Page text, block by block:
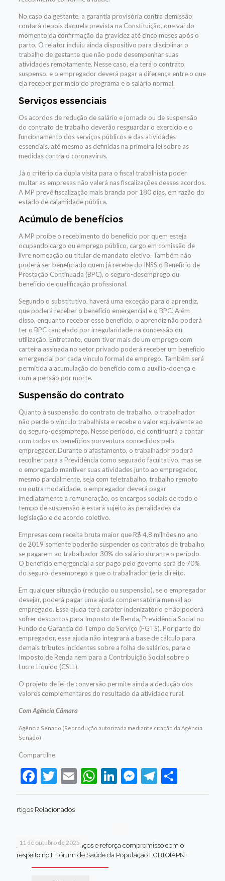
No caso da gestante, a garantia provisória contra demissão
contará depois daquela prevista na Constituição, que vai do
momento da confirmação da gravidez até cinco meses após o
parto. O relator incluiu ainda dispositivo para disciplinar o
trabalho de gestante que não pode desempenhar suas
atividades remotamente. Nesse caso, ela terá o contrato
suspenso, e o empregador deverá pagar a diferença entre o que
ela receber por meio do programa e o salário normal.
Serviços essenciais
Os acordos de redução de salário e jornada ou de suspensão
do contrato de trabalho deverão resguardar o exercício e o
funcionamento dos serviços públicos e das atividades
essenciais, até mesmo as definidas na primeira lei sobre as
medidas contra o coronavírus.
Já o critério da dupla visita para o fiscal trabalhista poder
multar as empresas não valerá nas fiscalizações desses acordos.
A MP prevê fiscalização mais branda por 180 dias, em razão do
estado de calamidade pública.
Acúmulo de benefícios
A MP proíbe o recebimento do benefício por quem esteja
ocupando cargo ou emprego público, cargo em comissão de
livre nomeação ou titular de mandato eletivo. Também não
poderá ser beneficiado quem já recebe do INSS o Benefício de
Prestação Continuada (BPC), o seguro-desemprego ou
benefício de qualificação profissional.
Segundo o substitutivo, haverá uma exceção para o aprendiz,
que poderá receber o benefício emergencial e o BPC. Além
disso, enquanto receber esse benefício, o aprendiz não poderá
ter o BPC cancelado por irregularidade na concessão ou
utilização. Entretanto, quem tiver mais de um emprego com
carteira assinada no setor privado poderá receber um benefício
emergencial por cada vínculo formal de emprego. Também será
permitida a acumulação do benefício com o auxílio-doença e
com a pensão por morte.
Suspensão do contrato
Quanto à suspensão do contrato de trabalho, o trabalhador
não perde o vínculo trabalhista e recebe o valor equivalente ao
do seguro-desemprego. Nesse período, ele continuará a contar
com todos os benefícios porventura concedidos pelo
empregador. Durante o afastamento, o trabalhador poderá
recolher para a Previdência como segurado facultativo, mas se
o empregado mantiver suas atividades junto ao empregador,
mesmo parcialmente, seja com teletrabalho, trabalho remoto
ou outra modalidade, o empregador deverá pagar
imediatamente a remuneração, os encargos sociais de todo o
tempo de suspensão e estará sujeito às penalidades da
legislação e de acordo coletivo.
Empresas com receita bruta maior que R$ 4,8 milhões no ano
de 2019 somente poderão suspender os contratos de trabalho
se pagarem ao trabalhador 30% do salário durante o período.
O benefício emergencial a ser pago pelo governo será de 70%
do seguro-desemprego a que o trabalhador teria direito.
Em qualquer situação (redução ou suspensão), se o empregador
desejar, poderá pagar uma ajuda compensatória mensal ao
empregado. Essa ajuda terá caráter indenizatório e não poderá
sofrer descontos para Imposto de Renda, Previdência Social ou
Fundo de Garantia do Tempo de Serviço (FGTS). Por parte do
empregador, essa ajuda não integrará a base de cálculo para
demais tributos incidentes sobre a folha de salários, para o
Imposto de Renda nem para a Contribuição Social sobre o
Lucro Líquido (CSLL).
O projeto de lei de conversão permite ainda a dedução dos
valores complementares do resultado da atividade rural.
Com Agência Câmara
Agência Senado (Reprodução autorizada mediante citação da Agência
Senado)
Compartilhe
Facebook
Twitter
EmailWhatsApp
LinkedIn
Messenger
Telegram
Share
rtigos Relacionados
11 de outubro de 2025
Jaboatão celebra avanços e reforça compromisso com o
respeito no II Fórum de Saúde da População LGBTQIAPN+